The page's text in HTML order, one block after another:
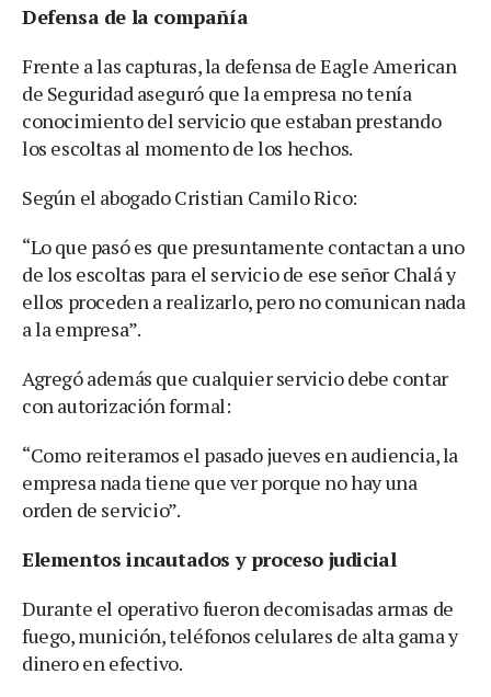
Defensa de la compañía
Frente a las capturas, la defensa de Eagle American
de Seguridad aseguró que la empresa no tenía
conocimiento del servicio que estaban prestando
los escoltas al momento de los hechos.
Según el abogado Cristian Camilo Rico:
“Lo que pasó es que presuntamente contactan a uno
de los escoltas para el servicio de ese señor Chalá y
ellos proceden a realizarlo, pero no comunican nada
a la empresa”.
Agregó además que cualquier servicio debe contar
con autorización formal:
“Como reiteramos el pasado jueves en audiencia, la
empresa nada tiene que ver porque no hay una
orden de servicio”.
Elementos incautados y proceso judicial
Durante el operativo fueron decomisadas armas de
fuego, munición, teléfonos celulares de alta gama y
dinero en efectivo.